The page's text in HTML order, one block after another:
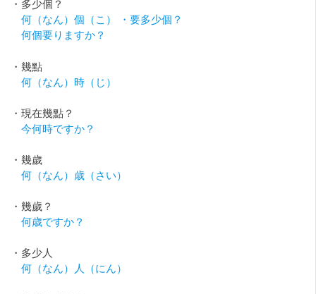
・多少個？
何（なん）個（こ） ・要多少個？
何個要りますか？
・幾點
何（なん）時（じ）
・現在幾點？
今何時ですか？
・幾歲
何（なん）歳（さい）
・幾歲？
何歳ですか？
・多少人
何（なん）人（にん）